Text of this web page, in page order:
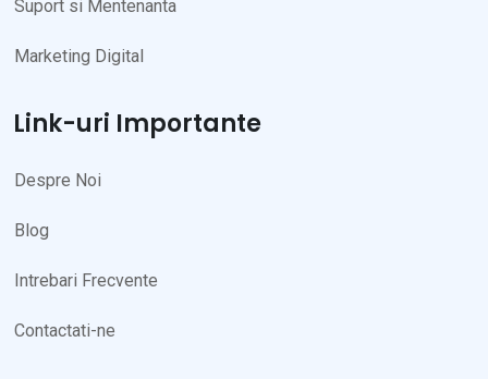
Suport si Mentenanta
Marketing Digital
Link-uri Importante
Despre Noi
Blog
Intrebari Frecvente
Contactati-ne